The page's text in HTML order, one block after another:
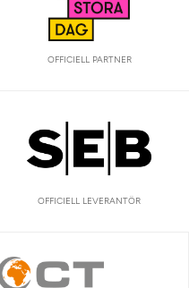
OFFICIELL PARTNER
OFFICIELL LEVERANTÖR